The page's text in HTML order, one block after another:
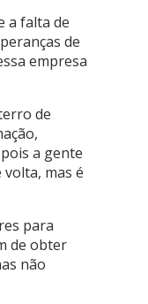
a falta de
de
empresa
de
a gente
mas é
para
de obter
não